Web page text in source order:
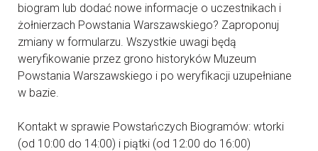
biogram lub dodać nowe informacje o uczestnikach i
żołnierzach Powstania Warszawskiego? Zaproponuj
zmiany w formularzu. Wszystkie uwagi będą
weryfikowanie przez grono historyków Muzeum
Powstania Warszawskiego i po weryfikacji uzupełniane
w bazie.
Kontakt w sprawie Powstańczych Biogramów: wtorki
(od 10:00 do 14:00) i piątki (od 12:00 do 16:00)